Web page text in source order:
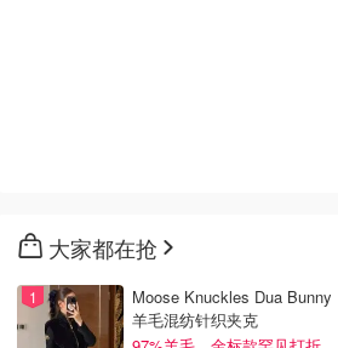
大家都在抢
Moose Knuckles Dua Bunny
羊毛混纺针织夹克